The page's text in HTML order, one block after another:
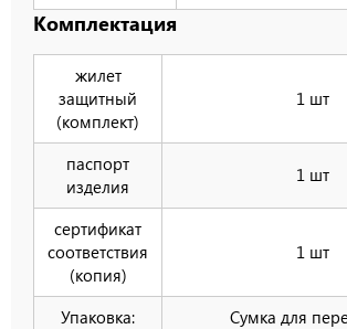
Комплектация
жилет
защитный
(комплект)
1 шт
паспорт
изделия
1 шт
сертификат
соответствия
(копия)
1 шт
Упаковка: Сумка для